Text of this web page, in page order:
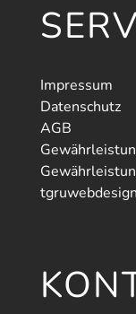
Impressum
Datenschutz
AGB
tgruwebdesign